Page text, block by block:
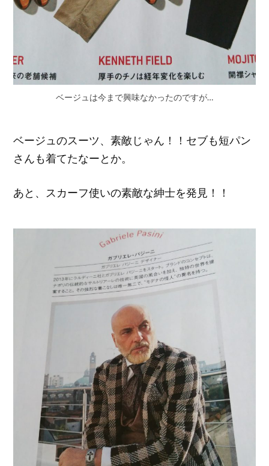
ベージュは今まで興味なかったのですが…
ベージュのスーツ、素敵じゃん！！セブも短パン
さんも着てたなーとか。
あと、スカーフ使いの素敵な紳士を発見！！